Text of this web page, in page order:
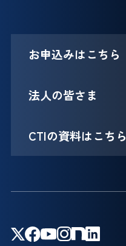
お申込みはこちら
法人の皆さま
CTIの資料はこちら